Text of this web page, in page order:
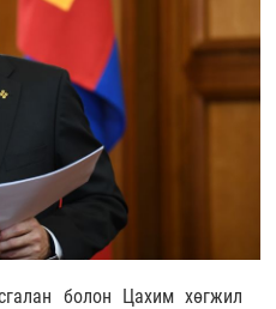
болон Цахим хөгжил